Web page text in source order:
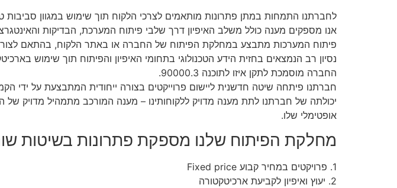
לחברתנו התמחות במתן פתרונות מותאמים לצרכי הלקוח תוך שימוש במגוון סביבות
אנו מספקים מענה כולל משלב האיפיון דרך שלבי פיתוח המערכת, הבדיקות
פיתוח המערכות מתבצע במחלקת הפיתוח של החברה או באתר הלקוח, בהתאם
נסיון רב הנמצאים בחזית הידע הטכנולוגי בתחומי האיפיון והפיתוח תוך שימוש
החברה מוסמכת לתקן איזו לתוכנה 90000.3.
חברתנו פיתחה שיטה חדשנית ליישום פרוייקטים בצורה ייחודית המתבצעת על ידי
יכולתה של חברתנו לתת מענה מדויק ללקוחותינו – מענה המורכב מתמהיל מדויק של
אופטימלי שלו.
מחלקת הפיתוח שלנו מספקת פתרונות בשיטות
1. פרויקטים במחיר קבוע Fixed price
2. יעוץ ואיפיון לקביעת ארכיטקטורה